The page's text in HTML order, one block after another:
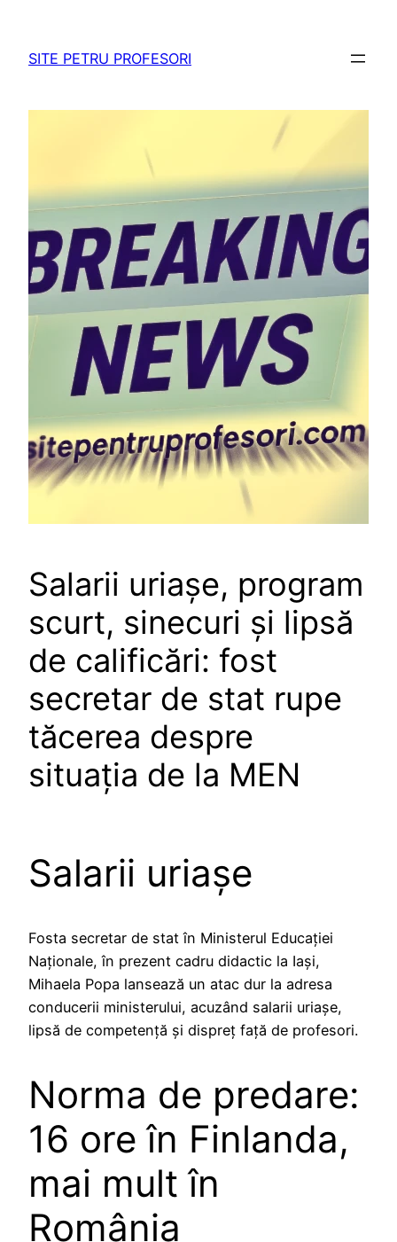
conținut
SITE PETRU PROFESORI
Salarii uriașe, program
scurt, sinecuri și lipsă
de calificări: fost
secretar de stat rupe
tăcerea despre
situația de la MEN
Salarii uriașe
Fosta secretar de stat în Ministerul Educației
Naționale, în prezent cadru didactic la Iași,
Mihaela Popa lansează un atac dur la adresa
conducerii ministerului, acuzând salarii uriașe,
lipsă de competență și dispreț față de profesori.
Norma de predare:
16 ore în Finlanda,
mai mult în
România